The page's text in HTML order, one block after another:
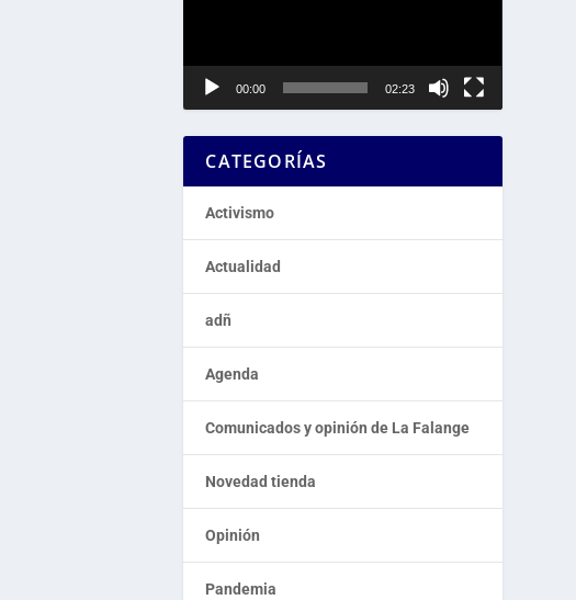
00:00 02:23
CATEGORÍAS
Activismo
Actualidad
adñ
Agenda
Comunicados y opinión de La Falange
Novedad tienda
Opinión
Pandemia